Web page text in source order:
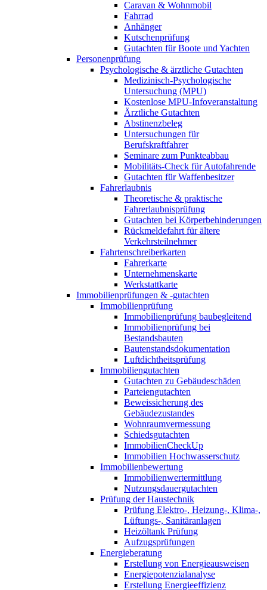
Caravan & Wohnmobil
Fahrrad
Anhänger
Kutschenprüfung
Gutachten für Boote und Yachten
Personenprüfung
Psychologische & ärztliche Gutachten
Medizinisch-Psychologische
Untersuchung (MPU)
Kostenlose MPU-Infoveranstaltung
Ärztliche Gutachten
Abstinenzbeleg
Untersuchungen für
Berufskraftfahrer
Seminare zum Punkteabbau
Mobilitäts-Check für Autofahrende
Gutachten für Waffenbesitzer
Fahrerlaubnis
Theoretische & praktische
Fahrerlaubnisprüfung
Gutachten bei Körperbehinderungen
Rückmeldefahrt für ältere
Verkehrsteilnehmer
Fahrtenschreiberkarten
Fahrerkarte
Unternehmenskarte
Werkstattkarte
Immobilienprüfungen & -gutachten
Immobilienprüfung
Immobilienprüfung baubegleitend
Immobilienprüfung bei
Bestandsbauten
Bautenstandsdokumentation
Luftdichtheitsprüfung
Immobiliengutachten
Gutachten zu Gebäudeschäden
Parteiengutachten
Beweissicherung des
Gebäudezustandes
Wohnraumvermessung
Schiedsgutachten
ImmobilienCheckUp
Immobilien Hochwasserschutz
Immobilienbewertung
Immobilienwertermittlung
Nutzungsdauergutachten
Prüfung der Haustechnik
Prüfung Elektro-, Heizung-, Klima-,
Lüftungs-, Sanitäranlagen
Heizöltank Prüfung
Aufzugsprüfungen
Energieberatung
Erstellung von Energieausweisen
Energiepotenzialanalyse
Erstellung Energieeffizienz